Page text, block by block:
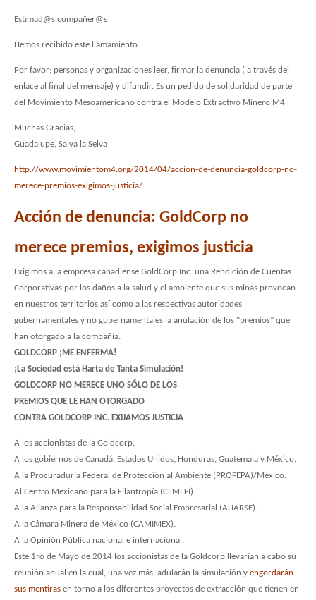
Estimad@s compañer@s
Hemos recibido este llamamiento.
Por favor: personas y organizaciones leer, firmar la denuncia ( a través del
enlace al final del mensaje) y difundir. Es un pedido de solidaridad de parte
del Movimiento Mesoamericano contra el Modelo Extractivo Minero M4
Muchas Gracias,
Guadalupe, Salva la Selva
http://www.movimientom4.org/2014/04/accion-de-denuncia-goldcorp-no-
merece-premios-exigimos-justicia/
Acción de denuncia: GoldCorp no
merece premios, exigimos justicia
Exigimos a la empresa canadiense GoldCorp Inc. una Rendición de Cuentas
Corporativas por los daños a la salud y el ambiente que sus minas provocan
en nuestros territorios así como a las respectivas autoridades
gubernamentales y no gubernamentales la anulación de los “premios” que
han otorgado a la compañía.
GOLDCORP ¡ME ENFERMA!
¡La Sociedad está Harta de Tanta Simulación!
GOLDCORP NO MERECE UNO SÓLO DE LOS
PREMIOS QUE LE HAN OTORGADO
CONTRA GOLDCORP INC. EXIJAMOS JUSTICIA
A los accionistas de la Goldcorp.
A los gobiernos de Canadá, Estados Unidos, Honduras, Guatemala y México.
A la Procuraduría Federal de Protección al Ambiente (PROFEPA)/México.
Al Centro Mexicano para la Filantropía (CEMEFI).
A la Alianza para la Responsabilidad Social Empresarial (ALIARSE).
A la Cámara Minera de México (CAMIMEX).
A la Opinión Pública nacional e internacional.
Este 1ro de Mayo de 2014 los accionistas de la Goldcorp llevarían a cabo su
reunión anual en la cual, una vez más, adularán la simulación y engordarán
sus mentiras en torno a los diferentes proyectos de extracción que tienen en